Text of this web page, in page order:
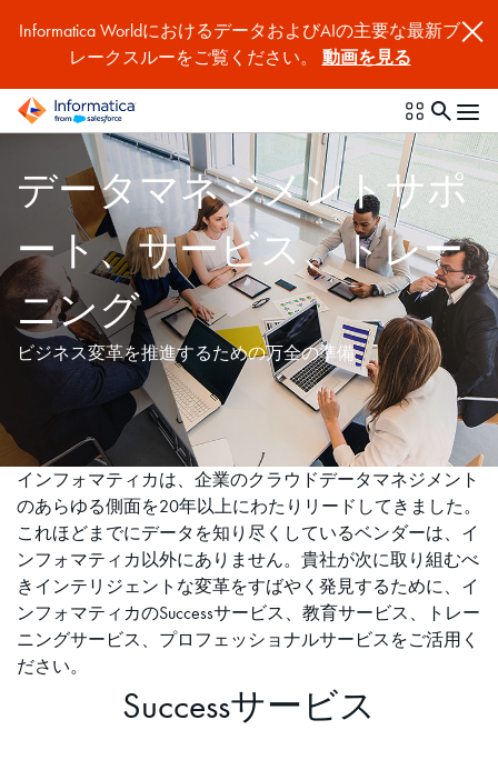
Informatica WorldにおけるデータおよびAIの主要な最新ブ
レークスルーをご覧ください。 動画を見る
データマネジメントサポ
ート、サービス、トレー
ニング
ビジネス変革を推進するための万全の準備
インフォマティカは、企業のクラウドデータマネジメント
のあらゆる側面を20年以上にわたりリードしてきました。
これほどまでにデータを知り尽くしているベンダーは、イ
ンフォマティカ以外にありません。貴社が次に取り組むべ
きインテリジェントな変革をすばやく発見するために、イ
ンフォマティカのSuccessサービス、教育サービス、トレー
ニングサービス、プロフェッショナルサービスをご活用く
ださい。
Successサービス